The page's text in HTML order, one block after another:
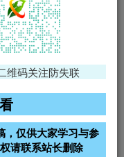
量4核4G3M服务器38元/
云高防免备案服务器
维码关注防失联
，仅供大家学习与参
请联系站长删除